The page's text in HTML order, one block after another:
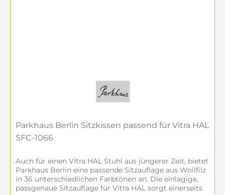
Parkhaus Berlin Sitzkissen passend für Vitra HAL
SFC-1066
Auch für einen Vitra HAL Stuhl aus jüngerer Zeit, bietet
Parkhaus Berlin eine passende Sitzauflage aus Wollfilz
in 36 unterschiedlichen Farbtönen an. Die einlagige,
passgenaue Sitzauflage für Vitra HAL sorgt einerseits